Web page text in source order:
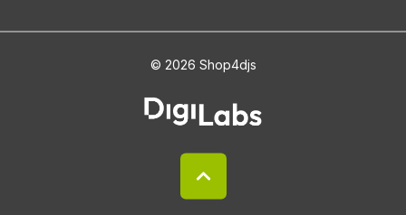
© 2026 Shop4djs